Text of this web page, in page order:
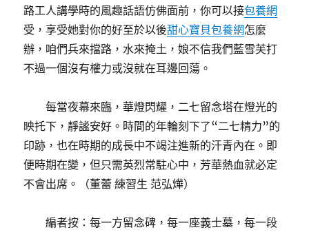
路工人講學時的風趣話語仿佛面前，你可以接包養網
受，享受她對你的好至於以後甜心寶貝包養網怎麼
辦，咱們兵來擋路，水來掩土，娘不信我們藍雪芙打
不過一個沒有權力或沒就在耳邊回蕩。
每當夜幕來臨，華燈閃耀，二七留念塔在燈光的
映托下，靜謐安好。時間的年輪刻下了“二七精力”的
印跡，也在時期的成長中不竭注進新的汗青內在。即
便時期在變，但只需英烈常駐心中，芳華熱血就必定
不會出席。（董蕾 練習生 范弘燁）
編者按：每一方留念碑，每一座義士墓，每一段